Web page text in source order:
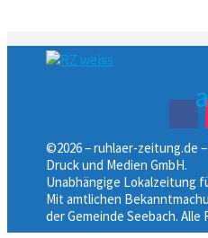
©2026 – ruhlaer-zeitung.de
Druck und Medien GmbH.
Unabhängige Lokalzeitung
Mit amtlichen
der Gemeinde Seebach.